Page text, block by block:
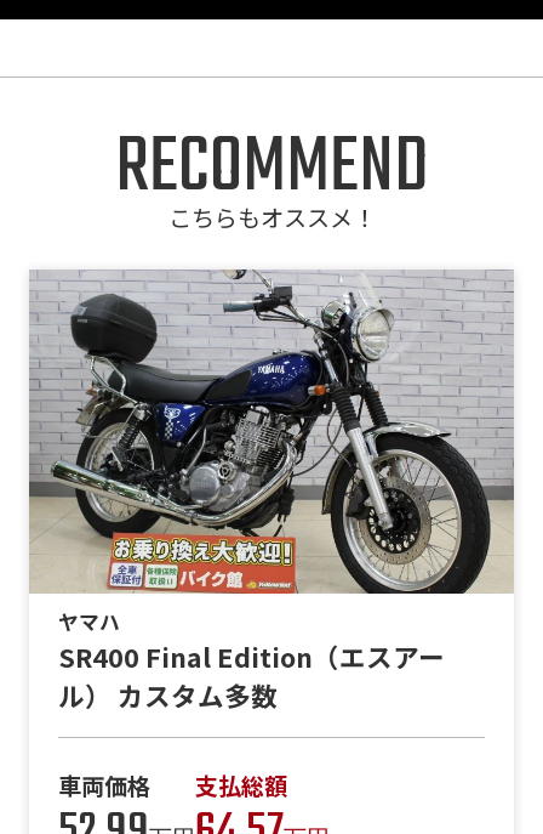
RECOMMEND
こちらもオススメ！
ヤマハ
SR400 Final Edition（エスアー
ル） カスタム多数
車両価格 支払総額